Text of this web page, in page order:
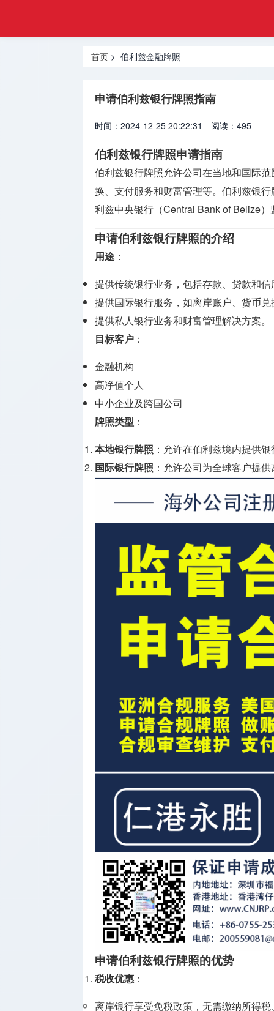
金融
牌照牌照
牌照
合规牌照
出售
银行牌照
申请
资产管理
牌照
加密货币
牌照
支付兑换
牌照
介绍
首页 > 伯利兹金融牌照
申请伯利兹银行牌照指南
时间：2024-12-25 20:22:31 阅读：495
伯利兹银行牌照申请指南
伯利兹银行牌照允许公司在当地和国际
换、支付服务和财富管理等。伯利兹银
利兹中央银行（Central Bank of Belize）
申请伯利兹银行牌照的介绍
用途 ：
提供传统银行业务，包括存款、贷款和
提供国际银行服务，如离岸账户、货币
提供私人银行业务和财富管理解决方案。
目标客户 ：
金融机构
高净值个人
中小企业及跨国公司
牌照类型 ：
本地银行牌照 ：允许在伯利兹境内提供
国际银行牌照 ：允许公司为全球客户提
申请伯利兹银行牌照的优势
税收优惠 ：
离岸银行享受免税政策，无需缴纳所得